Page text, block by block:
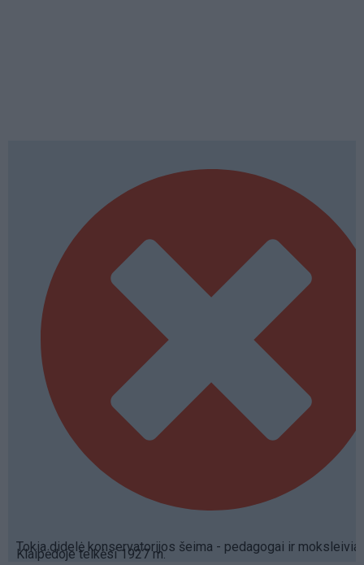
Tokia didelė konservatorijos šeima - pedagogai ir
Klaipėdoje telkėsi 1927 m.